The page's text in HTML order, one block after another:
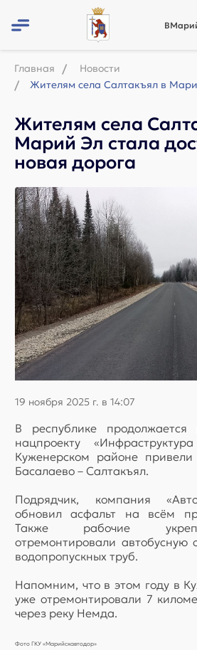
Главная
Новости
Жителям села
Марий Эл стала
новая дорога
19 ноября 2025 г. в 14:07
В республике
нацпроекту
Куженерском районе
Басалаево – Салтакъял.
Подрядчик, компания
обновил асфальт на всём
Также рабочие
отремонтировали автобусную
водопропускных труб.
Напомним, что в этом году в
уже отремонтировали 7
через реку Немда.
Фото ГКУ «Марийскавтодор»